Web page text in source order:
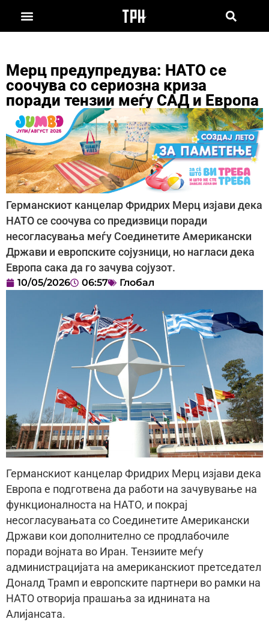
Мерц предупредува: НАТО се
соочува со сериозна криза
поради тензии меѓу САД и Европа
Германскиот канцелар Фридрих Мерц изјави дека
НАТО се соочува со предизвици поради
несогласувања меѓу Соединетите Американски
Држави и европските сојузници, но нагласи дека
Европа сака да го зачува сојузот.
10/05/2026 06:57 Глобал
Германскиот канцелар Фридрих Мерц изјави дека
Европа е подготвена да работи на зачувување на
функционалноста на НАТО, и покрај
несогласувањата со Соединетите Американски
Држави кои дополнително се продлабочиле
поради војната во Иран. Тензиите меѓу
администрацијата на американскиот претседател
Доналд Трамп и европските партнери во рамки на
НАТО отворија прашања за иднината на
Алијансата.